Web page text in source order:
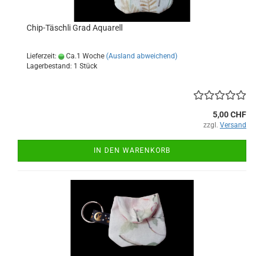
Chip-Täschli Grad Aquarell
Lieferzeit: Ca.1 Woche (Ausland abweichend)
Lagerbestand: 1 Stück
5,00 CHF
zzgl. Versand
IN DEN WARENKORB